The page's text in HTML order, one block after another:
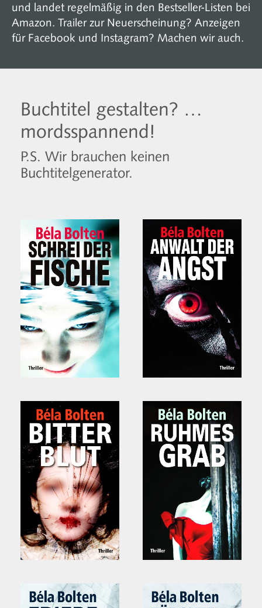
und landet regelmäßig in den Bestseller-Listen bei
Amazon. Trailer zur Neuerscheinung? Anzeigen
für Facebook und Instagram? Machen wir auch.
Buchtitel gestalten? …
mordsspannend!
P.S. Wir brauchen keinen
Buchtitelgenerator.